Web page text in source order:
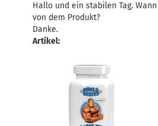
Hallo und ein stabilen Tag.
von dem Produkt?
Danke.
Artikel: